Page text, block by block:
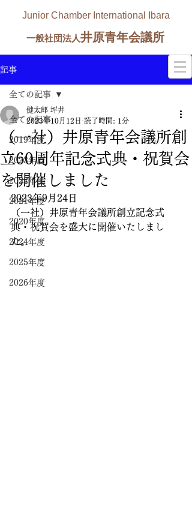
Junior Chamber International Ibara
一般社団法人井原青年会議所
記事
全ての記事
2019年度
2023年度
2022年度
2021年度
2020年度
2024年度
2025年度
2026年度
全ての記事
（一社）井原青年会議所創
立60周年記念式典・祝賀会
を開催しました
健太郎 坪井
2023年10月12日 読了時間: 1分
2023年9月24日
（一社）井原青年会議所創立記念式
典・祝賀会を盛大に開催いたしまし
た。